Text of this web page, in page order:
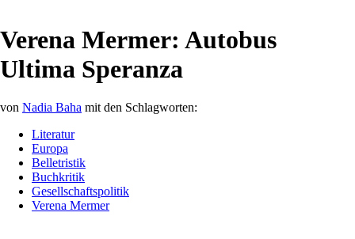
Verena Mermer: Autobus
Ultima Speranza
von Nadia Baha mit den Schlagworten:
Literatur
Europa
Belletristik
Buchkritik
Gesellschaftspolitik
Verena Mermer